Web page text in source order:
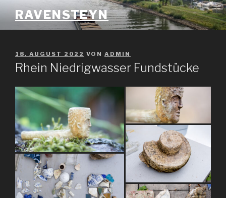
Inhalt
springen
RAVENSTEYN
VERÖFFENTLICHT
AM
18. AUGUST 2022 VON ADMIN
Rhein Niedrigwasser Fundstücke